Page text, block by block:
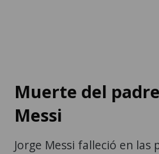
Muerte del
Messi
Jorge Messi falleció en las